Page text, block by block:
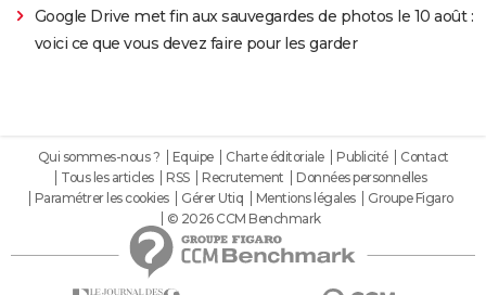
Google Drive met fin aux sauvegardes de photos le 10 août :
voici ce que vous devez faire pour les garder
Qui sommes-nous ? Equipe Charte éditoriale Publicité
Contact
Tous les articles
RSS Recrutement
Données personnelles
Paramétrer les cookies
Gérer Utiq Mentions légales
Groupe Figaro
© 2026 CCM Benchmark